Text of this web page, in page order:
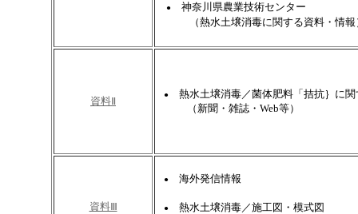
●
神奈川県農業技術センター
（熱水土壌消毒に関する資料・情報
資料Ⅱ
●
熱水土壌消毒／菌体肥料「拮抗｝に関
（新聞・雑誌・Web等）
資料Ⅲ
● 海外発信情報
● 熱水土壌消毒／施工図・模式図